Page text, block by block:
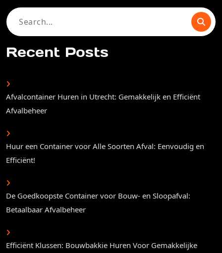
Search
Recent Posts
Afvalcontainer Huren in Utrecht: Gemakkelijk en Efficiënt
Afvalbeheer
Huur een Container voor Alle Soorten Afval: Eenvoudig en
Efficiënt!
De Goedkoopste Container voor Bouw- en Sloopafval:
Betaalbaar Afvalbeheer
Efficiënt Klussen: Bouwbakkie Huren Voor Gemakkelijke